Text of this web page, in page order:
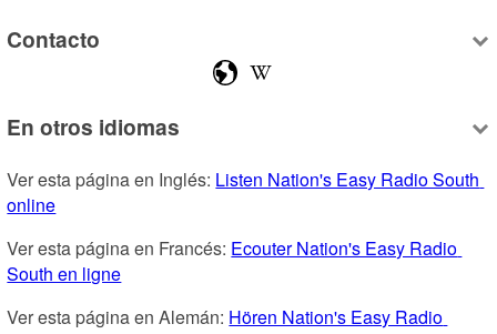
Contacto
En otros idiomas
Ver esta página en Inglés: Listen Nation's Easy Radio South
online
Ver esta página en Francés: Ecouter Nation's Easy Radio
South en ligne
Ver esta página en Alemán: Hören Nation's Easy Radio